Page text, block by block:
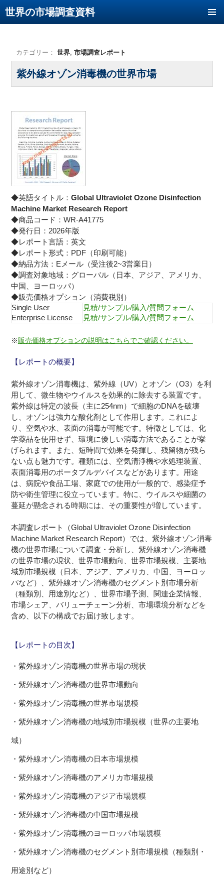
世界の市場調査資料
カテゴリー： 世界, 市場調査レポート
紫外線オゾン消毒機の世界市場
◆英語タイトル： Global Ultraviolet Ozone Disinfection
Machine Market Research Report
◆商品コード：WR-A41775
◆発行日：2026年版
◆レポート言語：英文
◆レポート形式：PDF（印刷可能）
◆納品方法：Eメール（受注後2~3営業日）
◆調査対象地域：グローバル（日本、アジア、アメリカ、
中国、ヨーロッパ）
◆販売価格オプション（消費税別）
Single User
見積/サンプル/購入/質問フォーム
Enterprise License
見積/サンプル/購入/質問フォーム
※販売価格オプションの説明はこちらでご確認ください。
【レポートの概要】
紫外線オゾン消毒機は、紫外線（UV）とオゾン（O3）を利
用して、微生物やウイルスを効果的に除去する装置です。
紫外線は特定の波長（主に254nm）で細胞のDNAを破壊
し、オゾンは強力な酸化剤として作用します。これによ
り、空気や水、表面の消毒が可能です。特徴としては、化
学薬品を使用せず、環境に優しい消毒方法であることが挙
げられます。また、短時間で効果を発揮し、残留物が残ら
ない点も魅力です。種類には、空気清浄機や水処理装置、
表面消毒用のポータブルデバイスなどがあります。用途
は、病院や食品工場、家庭での使用が一般的で、感染症予
防や衛生管理に役立っています。特に、ウイルスや細菌の
蔓延が懸念される時期には、その重要性が増しています。
本調査レポート（Global Ultraviolet Ozone Disinfection
Machine Market Research Report）では、紫外線オゾン消毒
機の世界市場について調査・分析し、紫外線オゾン消毒機
の世界市場の現状、世界市場動向、世界市場規模、主要地
域別市場規模（日本、アジア、アメリカ、中国、ヨーロッ
パなど）、紫外線オゾン消毒機のセグメント別市場分析
（種類別、用途別など）、世界市場予測、関連企業情報、
市場シェア、バリューチェーン分析、市場環境分析などを
含め、以下の構成でお届け致します。
【レポートの目次】
・紫外線オゾン消毒機の世界市場の現状
・紫外線オゾン消毒機の世界市場動向
・紫外線オゾン消毒機の世界市場規模
・紫外線オゾン消毒機の地域別市場規模（世界の主要地
域）
・紫外線オゾン消毒機の日本市場規模
・紫外線オゾン消毒機のアメリカ市場規模
・紫外線オゾン消毒機のアジア市場規模
・紫外線オゾン消毒機の中国市場規模
・紫外線オゾン消毒機のヨーロッパ市場規模
・紫外線オゾン消毒機のセグメント別市場規模（種類別・
用途別など）